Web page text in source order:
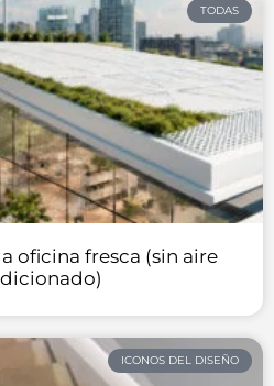
TODAS
oficina fresca (sin aire
ICONOS DEL DISEÑO